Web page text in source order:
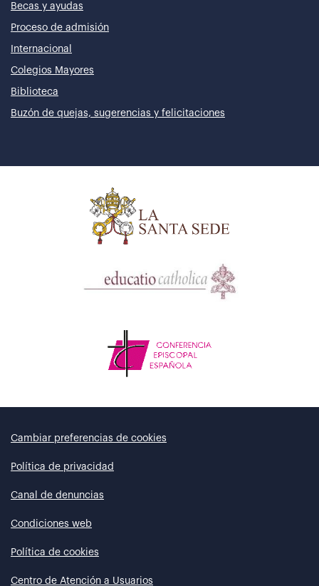
Becas y ayudas
Proceso de admisión
Internacional
Colegios Mayores
Biblioteca
Buzón de quejas, sugerencias y felicitaciones
Cambiar preferencias de cookies
Política de privacidad
Canal de denuncias
Condiciones web
Política de cookies
Centro de Atención a Usuarios